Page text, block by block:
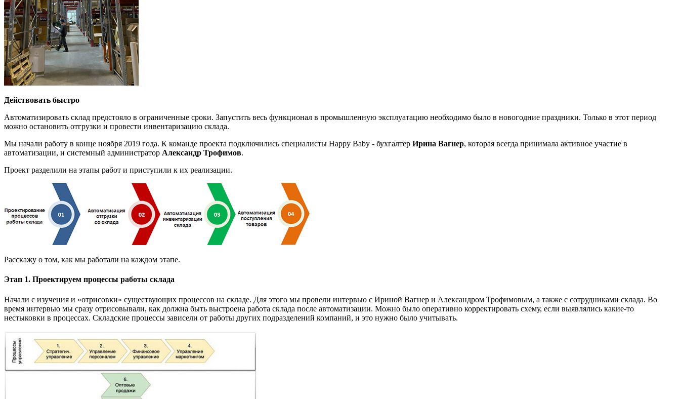
Действовать быстро
Автоматизировать склад предстояло в ограниченные сроки. Запустить весь функционал в промышленную эксплуатацию необходимо было в новогодние праздники. Только в этот период
можно остановить отгрузки и провести инвентаризацию склада.
Мы начали работу в конце ноября 2019 года. К команде проекта подключились специалисты Happy Baby - бухгалтер Ирина Вагнер, которая всегда принимала активное участие в
автоматизации, и системный администратор Александр Трофимов.
Проект разделили на этапы работ и приступили к их реализации.
Расскажу о том, как мы работали на каждом этапе.
Этап 1. Проектируем процессы работы склада
Начали с изучения и «отрисовки» существующих процессов на складе. Для этого мы провели интервью с Ириной Вагнер и Александром Трофимовым, а также с сотрудниками склада. Во
время интервью мы сразу отрисовывали, как должна быть выстроена работа склада после автоматизации. Можно было оперативно корректировать схему, если выявлялись какие-то
нестыковки в процессах. Складские процессы зависели от работы других подразделений компаний, и это нужно было учитывать.